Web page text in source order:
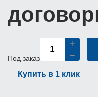
Под заказ
Купить в 1 клик